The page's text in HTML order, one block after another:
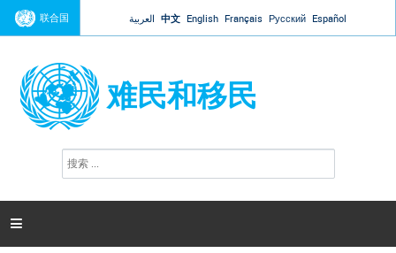
Jump to navigation
联合国 العربية 中文 English Français Русский Español
难民和移民
搜
索
